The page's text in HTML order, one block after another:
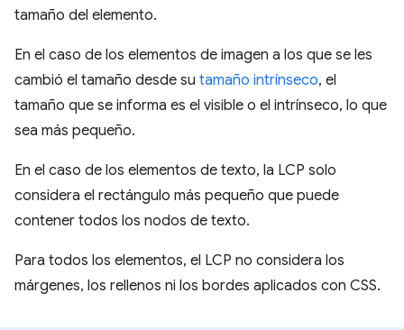
tamaño del elemento.
En el caso de los elementos de imagen a los que se les
cambió el tamaño desde su tamaño intrínseco, el
tamaño que se informa es el visible o el intrínseco, lo que
sea más pequeño.
En el caso de los elementos de texto, la LCP solo
considera el rectángulo más pequeño que puede
contener todos los nodos de texto.
Para todos los elementos, el LCP no considera los
márgenes, los rellenos ni los bordes aplicados con CSS.